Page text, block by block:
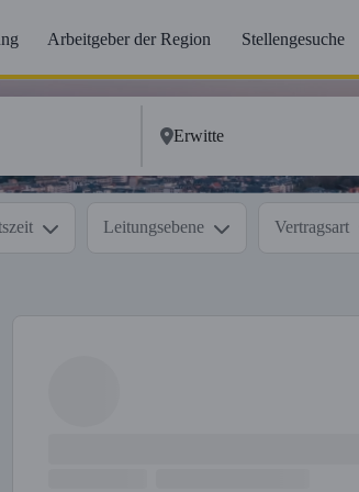
Arbeitgeber der Region Stellengesuche
Leitungsebene Vertragsart